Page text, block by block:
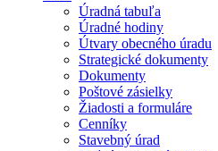
Úradná tabuľa
Úradné hodiny
Útvary obecného úradu
Strategické dokumenty
Dokumenty
Poštové zásielky
Žiadosti a formuláre
Cenníky
Stavebný úrad